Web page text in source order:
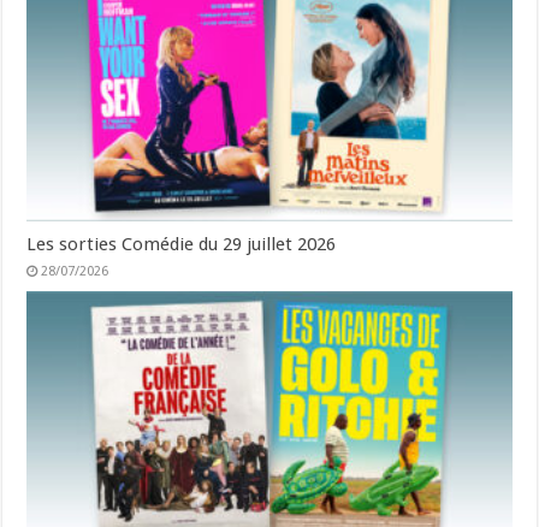
Les sorties Comédie du 29 juillet 2026
28/07/2026